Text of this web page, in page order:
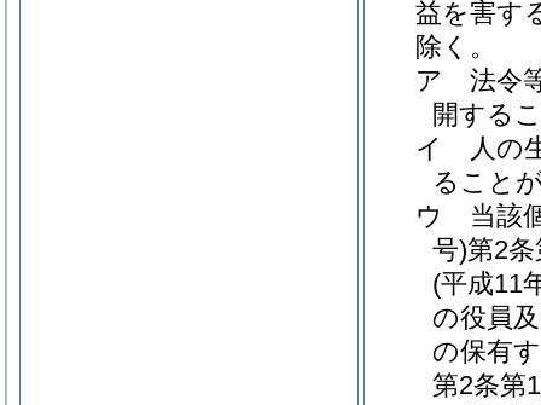
益を害す
除く。
ア
法令
開する
イ
人の
ること
ウ
当該
号)第2
(平成11
の役員
の保有
第2条第